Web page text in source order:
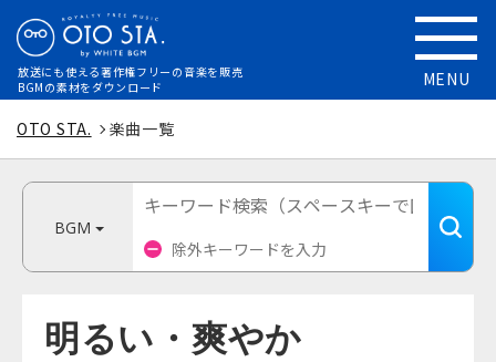
放送にも使える著作権フリーの音楽を販売
BGMの素材をダウンロード
MENU
OTO STA. 楽曲一覧
BGM
明るい・爽やか